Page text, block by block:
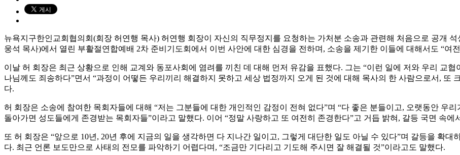
뉴욕지구한인교회협의회(회장 허연행 목사) 허연행 회장이 자신의 직무정지를 요청하는 가처분 소송과 관련해 처음으로 공개
웅석 목사)에서 열린 부활절연합예배 2차 준비기도회에서 이번 사안에 대한 심경을 전하며, 소송을 제기한 이들에 대해서도 “여
이날 허 회장은 최근 상황으로 인해 교계와 동포사회에 염려를 끼친 데 대해 먼저 유감을 표했다. 그는 “이런 일에 저와 우리 교
나님께도 죄송하다”면서 “과정이 어떻든 우리끼리 해결하지 못하고 세상 법정까지 오게 된 것에 대해 목사의 한 사람으로서, 또
다.
허 회장은 소송에 참여한 목회자들에 대해 “저는 그분들에 대한 개인적인 감정이 전혀 없다”며 “다 좋은 분들이고, 오랫동안 우
돌아가면 성도들에게 존경받는 목회자들”이라고 말했다. 이어 “정말 사랑하고 또 여전히 존경한다”고 거듭 밝혀, 갈등 국면 속
또 허 회장은 “앞으로 10년, 20년 후에 지금의 일을 생각하면 다 지나간 일이고, 그렇게 대단한 일도 아닐 수 있다”며 갈등을 확
다. 최근 언론 보도만으로 사태의 전모를 파악하기 어렵다며, “조금만 기다리고 기도해 주시면 잘 해결될 것”이라고도 말했다.